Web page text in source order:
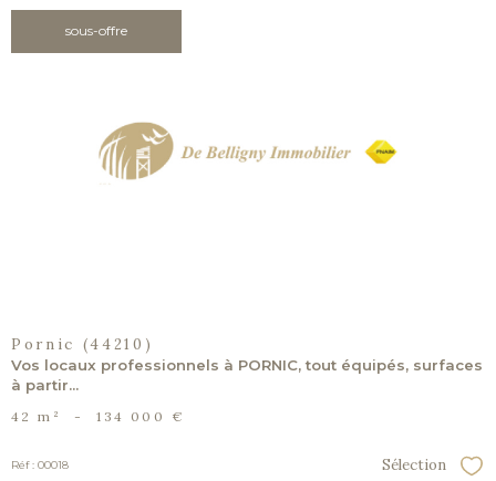
sous-offre
bien
Pornic (44210)
Vos locaux professionnels à PORNIC, tout équipés, surfaces
à partir...
42 m² - 134 000 €
Réf : 00018 Sélection